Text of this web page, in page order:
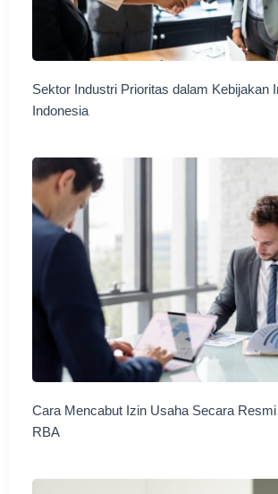
Sektor Industri Prioritas dalam Kebijakan
Indonesia
Cara Mencabut Izin Usaha Secara
RBA